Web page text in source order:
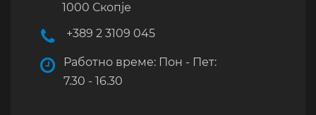
1000 Скопје
+389 2 3109 045
Работно време: Пон - Пет:
7.30 - 16.30